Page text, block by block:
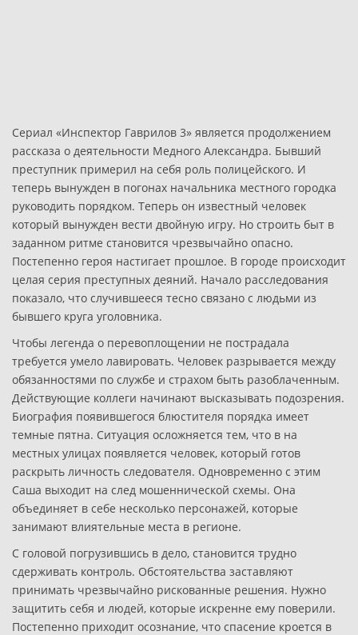
Сериал «Инспектор Гаврилов 3» является продолжением
рассказа о деятельности Медного Александра. Бывший
преступник примерил на себя роль полицейского. И
теперь вынужден в погонах начальника местного городка
руководить порядком. Теперь он известный человек
который вынужден вести двойную игру. Но строить быт в
заданном ритме становится чрезвычайно опасно.
Постепенно героя настигает прошлое. В городе происходит
целая серия преступных деяний. Начало расследования
показало, что случившееся тесно связано с людьми из
бывшего круга уголовника.
Чтобы легенда о перевоплощении не пострадала
требуется умело лавировать. Человек разрывается между
обязанностями по службе и страхом быть разоблаченным.
Действующие коллеги начинают высказывать подозрения.
Биография появившегося блюстителя порядка имеет
темные пятна. Ситуация осложняется тем, что в на
местных улицах появляется человек, который готов
раскрыть личность следователя. Одновременно с этим
Саша выходит на след мошеннической схемы. Она
объединяет в себе несколько персонажей, которые
занимают влиятельные места в регионе.
С головой погрузившись в дело, становится трудно
сдерживать контроль. Обстоятельства заставляют
принимать чрезвычайно рискованные решения. Нужно
защитить себя и людей, которые искренне ему поверили.
Постепенно приходит осознание, что спасение кроется в